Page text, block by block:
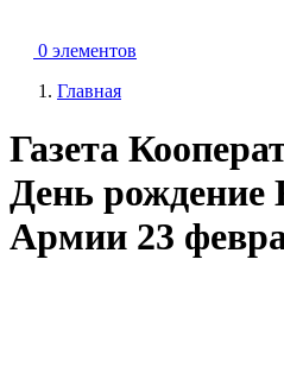
0 элементов
Главная
Газета
День рождение
Армии 23